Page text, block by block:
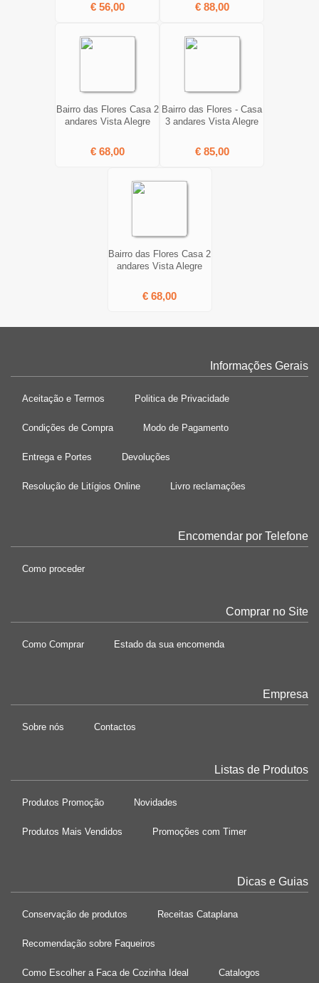
€ 56,00 € 88,00
Bairro das Flores Casa 2
andares Vista Alegre
€ 68,00
Bairro das Flores - Casa
3 andares Vista Alegre
€ 85,00
Bairro das Flores Casa 2
andares Vista Alegre
€ 68,00
Informações Gerais
Aceitação e Termos Politica de Privacidade
Condições de Compra Modo de Pagamento
Entrega e Portes Devoluções
Resolução de Litígios Online Livro reclamações
Encomendar por Telefone
Como proceder
Comprar no Site
Como Comprar Estado da sua encomenda
Empresa
Sobre nós Contactos
Listas de Produtos
Produtos Promoção Novidades
Produtos Mais Vendidos Promoções com Timer
Dicas e Guias
Conservação de produtos Receitas Cataplana
Recomendação sobre Faqueiros
Como Escolher a Faca de Cozinha Ideal Catalogos